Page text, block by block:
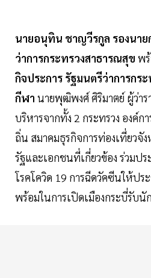
นายอนุทิน ชาญวีรกูล รองนา
ว่าการกระทรวงสาธารณสุข พ
กิจประการ รัฐมนตรีว่าการกร
กีฬา นายพุฒิพงศ์ ศิริมาตย์ ผู้ว่าร
บริหารจากทั้ง 2 กระทรวง องค์ก
ถิ่น สมาคมธุรกิจการท่องเที่ยวจั
รัฐและเอกชนที่เกี่ยวข้อง ร่วมป
โรคโควิด 19 การฉีดวัคซีนให้ปร
พร้อมในการเปิดเมืองกระบี่รับนั